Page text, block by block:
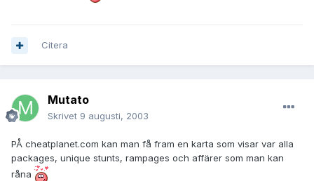
Citera
Mutato
Skrivet 9 augusti, 2003
PÅ cheatplanet.com kan man få fram en karta som visar var alla
packages, unique stunts, rampages och affärer som man kan
råna